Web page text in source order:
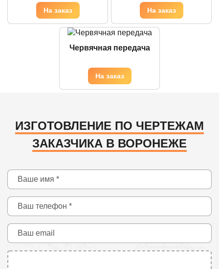
Червячная передача
ИЗГОТОВЛЕНИЕ ПО ЧЕРТЕЖАМ
ЗАКАЗЧИКА В ВОРОНЕЖЕ